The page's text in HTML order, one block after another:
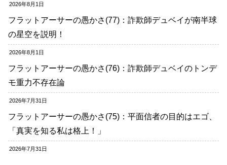
2026年8月1日
フラットアーサーの愚かさ(77)：詐欺師デュベイが南半球
の星空を説明！
2026年8月1日
フラットアーサーの愚かさ(76)：詐欺師デュベイのトンデ
モ重力不存在論
2026年7月31日
フラットアーサーの愚かさ(75)：平面信者の目的はエゴ、
「真実を知る私は格上！」
2026年7月31日